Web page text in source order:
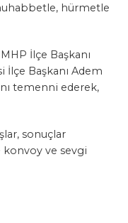
hürmetle
İlçe Başkanı
İlçe Başkanı Adem
temenni ederek,
sonuçlar
konvoy ve sevgi